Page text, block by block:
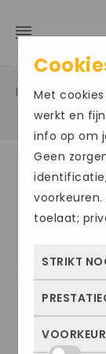
Home / Grote
Met
werkt en
info op om
Geen
toelaat;
STRIKT
Deze
kunnen
Met